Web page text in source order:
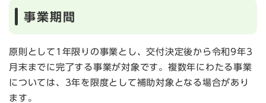
事業期間
原則として1年限りの事業とし、交付決定後から令和9年3
月末までに完了する事業が対象です。複数年にわたる事業
については、3年を限度として補助対象となる場合があり
ます。